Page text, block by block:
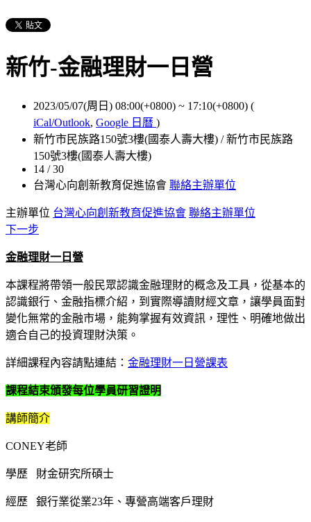
新竹-金融理財一日營
2023/05/07(周日) 08:00(+0800) ~ 17:10(+0800) (
iCal/Outlook, Google 日曆 )
新竹市民族路150號3樓(國泰人壽大樓) / 新竹市民族路
150號3樓(國泰人壽大樓)
14 / 30
台灣心向創新教育促進協會 聯絡主辦單位
主辦單位 台灣心向創新教育促進協會 聯絡主辦單位
下一步
金融理財一日營
本課程將帶領一般民眾認識金融理財的概念及工具，從基本的
認識銀行、金融指標介紹，到實際導讀財經文章，讓學員面對
變化無常的金融市場，能夠掌握有效資訊，理性、明確地做出
適合自己的投資理財決策。
詳細課程內容請點連結： 金融理財一日營課表
課程結束頒發每位學員研習證明
講師簡介
CONEY老師
學歷 財金研究所碩士
經歷 銀行業從業23年、專營高端客戶理財